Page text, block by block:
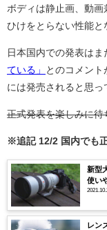
ボディは静止画、動
ひけをとらない性能と
日本国内での発表はま
ている」
とのコメント
には発売されると思っ
正式発表を楽しみに待
※追記 12/2 国内でも
新型
使い
レン